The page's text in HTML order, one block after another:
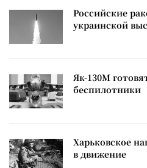
Российские
украинской
Як-130М
беспилотники
Харьковское
в движение